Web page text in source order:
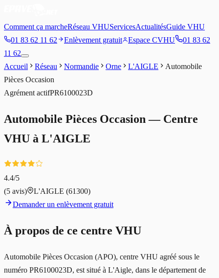
Comment ça marcheRéseau VHUServicesActualitésGuide VHU
01 83 62 11 62
Enlèvement gratuit Espace CVHU
01 83 62
11 62
Accueil
Réseau Normandie Orne L'AIGLE
Automobile
Pièces Occasion
Agrément actifPR6100023D
Automobile Pièces Occasion — Centre
VHU à L'AIGLE
4.4/5
(5 avis) L'AIGLE (61300)
Demander un enlèvement gratuit
À propos de ce centre VHU
Automobile Pièces Occasion (APO), centre VHU agréé sous le
numéro PR6100023D, est situé à L'Aigle, dans le département de